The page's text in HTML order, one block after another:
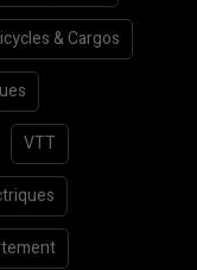
& Cargos
VTT